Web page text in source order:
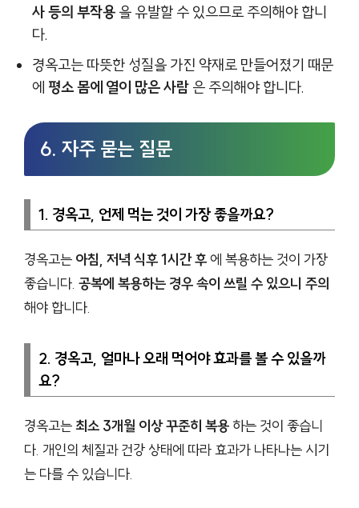
사 등의 부작용을 유발할 수 있으므로 주의해야 합니
다.
경옥고는 따뜻한 성질을 가진 약재로 만들어졌기 때문
에 평소 몸에 열이 많은 사람은 주의해야 합니다.
6. 자주 묻는 질문
1. 경옥고, 언제 먹는 것이 가장 좋을까요?
경옥고는 아침, 저녁 식후 1시간 후에 복용하는 것이 가장
좋습니다. 공복에 복용하는 경우 속이 쓰릴 수 있으니 주의
해야 합니다.
2. 경옥고, 얼마나 오래 먹어야 효과를 볼 수 있을까
요?
경옥고는 최소 3개월 이상 꾸준히 복용 하는 것이 좋습니
다. 개인의 체질과 건강 상태에 따라 효과가 나타나는 시기
는 다를 수 있습니다.